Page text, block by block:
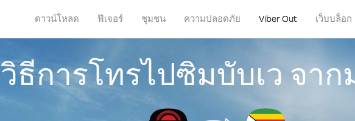
ดาวน์โหลด ฟีเจอร์ ชุมชน ความปลอดภัย Viber Out เว็บบล็อก
วิธีการโทรไปซิมบับเว จาก